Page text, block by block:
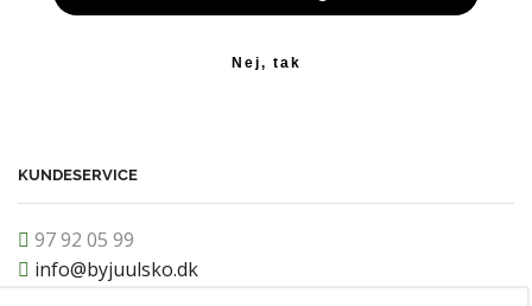
Nej, tak
KUNDESERVICE
97 92 05 99
info@byjuulsko.dk